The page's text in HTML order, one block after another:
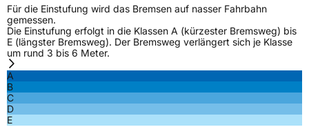
Gordon Smith 7750 Colmar-Berg Luxemburg,
Für die Einstufung wird das Bremsen auf nasser Fahrbahn
gemessen.
Die Einstufung erfolgt in die Klassen A (kürzester Bremsweg) bis
E (längster Bremsweg). Der Bremsweg verlängert sich je Klasse
um rund 3 bis 6 Meter.
A
B
C
D
E